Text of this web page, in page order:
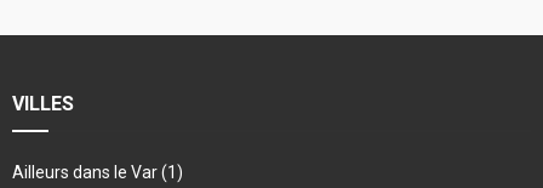
VILLES
Ailleurs dans le Var(1)